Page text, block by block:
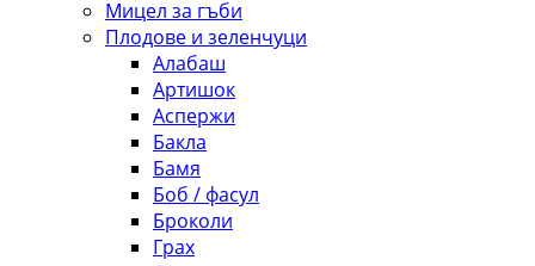
Мицел за гъби
Плодове и зеленчуци
Алабаш
Артишок
Аспержи
Бакла
Бамя
Боб / фасул
Броколи
Грах